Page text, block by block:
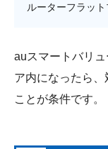
ルーターフラット
auスマートバリ
ア内になったら
ことが条件です。